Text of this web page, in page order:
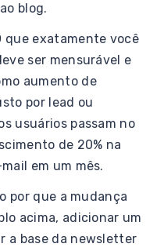
blog.
que exatamente você
ser mensurável e
aumento de
por lead ou
usuários passam no
de 20% na
em um mês.
por que a mudança
acima, adicionar um
a base da newsletter